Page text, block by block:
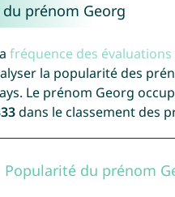
prénom Georg
fréquence des
la popularité des
Le prénom Georg
dans le classement des